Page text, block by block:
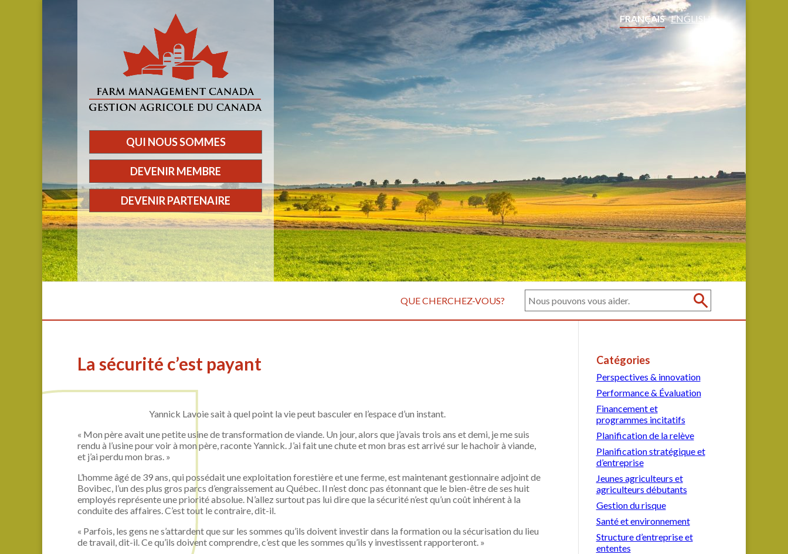
QUI NOUS SOMMES
DEVENIR MEMBRE
DEVENIR PARTENAIRE
FRANÇAIS ENGLISH
QUE CHERCHEZ-VOUS?
La sécurité c’est payant
Yannick Lavoie sait à quel point la vie peut basculer en l’espace d’un instant.
« Mon père avait une petite usine de transformation de viande. Un jour, alors que j’avais trois ans et demi, je me suis
rendu à l’usine pour voir à mon père, raconte Yannick. J’ai fait une chute et mon bras est arrivé sur le hachoir à viande,
et j’ai perdu mon bras. »
L’homme âgé de 39 ans, qui possédait une exploitation forestière et une ferme, est maintenant gestionnaire adjoint de
Bovibec, l’un des plus gros parcs d’engraissement au Québec. Il n’est donc pas étonnant que le bien-être de ses huit
employés représente une priorité absolue. N’allez surtout pas lui dire que la sécurité n’est qu’un coût inhérent à la
conduite des affaires. C’est tout le contraire, dit-il.
« Parfois, les gens ne s’attardent que sur les sommes qu’ils doivent investir dans la formation ou la sécurisation du lieu
de travail, dit-il. Ce qu’ils doivent comprendre, c’est que les sommes qu’ils y investissent rapporteront. »
Catégories
Perspectives & innovation
Performance & Évaluation
Financement et
programmes incitatifs
Planification de la relève
Planification stratégique et
d’entreprise
Jeunes agriculteurs et
agriculteurs débutants
Gestion du risque
Santé et environnement
Structure d’entreprise et
ententes